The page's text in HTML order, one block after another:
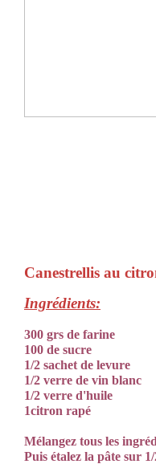
Canestrellis au
Ingrédients:
300 grs de farine
100 de sucre
1/2 sachet de levure
1/2 verre de vin blanc
1/2 verre d'huile
1citron rapé
Mélangez tous les
Puis étalez la pâte sur